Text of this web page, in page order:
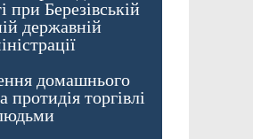
при Березівській
державній
домашнього
протидія торгівлі